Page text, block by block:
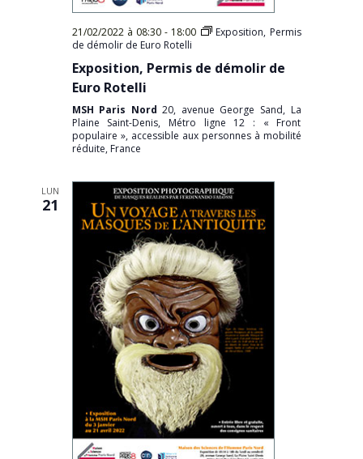
21/02/2022 à 08:30- 18:00
Exposition, Permis
de démolir de Euro Rotelli
Exposition, Permis de démolir de
Euro Rotelli
MSH Paris Nord20, avenue George Sand, La
Plaine Saint-Denis, Métro ligne 12 : « Front
populaire », accessible aux personnes à mobilité
réduite, France
LUN
21